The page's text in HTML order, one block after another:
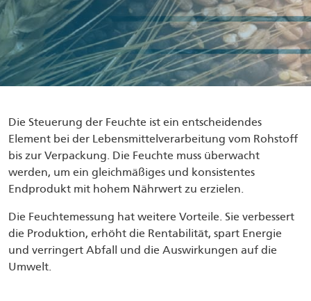
Die Steuerung der Feuchte ist ein entscheidendes
Element bei der Lebensmittelverarbeitung vom Rohstoff
bis zur Verpackung. Die Feuchte muss überwacht
werden, um ein gleichmäßiges und konsistentes
Endprodukt mit hohem Nährwert zu erzielen.
Die Feuchtemessung hat weitere Vorteile. Sie verbessert
die Produktion, erhöht die Rentabilität, spart Energie
und verringert Abfall und die Auswirkungen auf die
Umwelt.